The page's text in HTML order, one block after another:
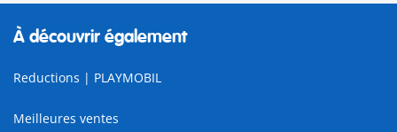
À découvrir également
Reductions | PLAYMOBIL
Meilleures ventes